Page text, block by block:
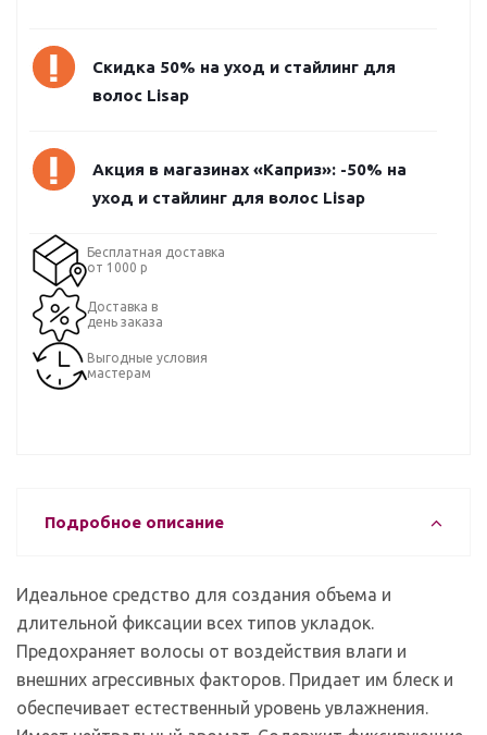
Скидка 50% на уход и стайлинг для
волос Lisap
Акция в магазинах «Каприз»: -50% на
уход и стайлинг для волос Lisap
Бесплатная доставка
от 1000 р
Доставка в
день заказа
Выгодные условия
мастерам
Подробное описание
Идеальное средство для создания объема и
длительной фиксации всех типов укладок.
Предохраняет волосы от воздействия влаги и
внешних агрессивных факторов. Придает им блеск и
обеспечивает естественный уровень увлажнения.